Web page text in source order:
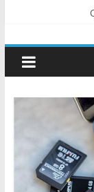
content
—
Сайт
о